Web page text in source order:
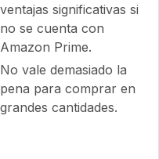
ventajas significativas si
no se cuenta con
Amazon Prime.
No vale demasiado la
pena para comprar en
grandes cantidades.